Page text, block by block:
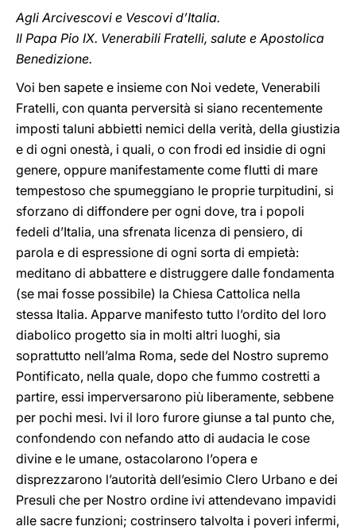
Agli Arcivescovi e Vescovi d’Italia.
Il Papa Pio IX. Venerabili Fratelli, salute e Apostolica
Benedizione.
Voi ben sapete e insieme con Noi vedete, Venerabili
Fratelli, con quanta perversità si siano recentemente
imposti taluni abbietti nemici della verità, della giustizia
e di ogni onestà, i quali, o con frodi ed insidie di ogni
genere, oppure manifestamente come flutti di mare
tempestoso che spumeggiano le proprie turpitudini, si
sforzano di diffondere per ogni dove, tra i popoli
fedeli d’Italia, una sfrenata licenza di pensiero, di
parola e di espressione di ogni sorta di empietà:
meditano di abbattere e distruggere dalle fondamenta
(se mai fosse possibile) la Chiesa Cattolica nella
stessa Italia. Apparve manifesto tutto l’ordito del loro
diabolico progetto sia in molti altri luoghi, sia
soprattutto nell’alma Roma, sede del Nostro supremo
Pontificato, nella quale, dopo che fummo costretti a
partire, essi imperversarono più liberamente, sebbene
per pochi mesi. Ivi il loro furore giunse a tal punto che,
confondendo con nefando atto di audacia le cose
divine e le umane, ostacolarono l’opera e
disprezzarono l’autorità dell’esimio Clero Urbano e dei
Presuli che per Nostro ordine ivi attendevano impavidi
alle sacre funzioni; costrinsero talvolta i poveri infermi,